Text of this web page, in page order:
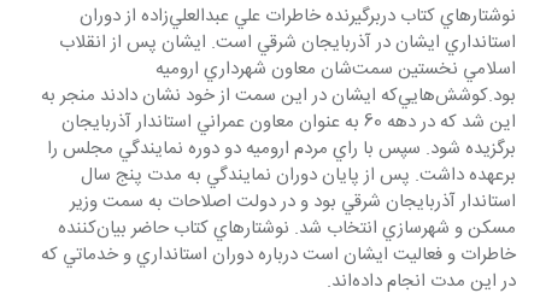
نوشتارهاي كتاب دربرگيرنده خاطرات علي عبدالعلي‌زاده از دوران
استانداري ايشان در آذربايجان شرقي است. ايشان پس از انقلاب
اسلامي نخستين سمت‌شان معاون شهرداري اروميه
بود.كوشش‌هايي‌كه ايشان در اين سمت از خود نشان دادند منجر به
این شد كه در دهه 60 به عنوان معاون عمراني استاندار آذربايجان
برگزيده شود. سپس با راي مردم اروميه دو دوره نمايندگي مجلس را
برعهده داشت. پس از پايان دوران نمايندگي به مدت پنج سال
استاندار آذربايجان شرقي بود و در دولت اصلاحات به سمت وزير
مسكن و شهرسازي انتخاب شد. نوشتارهاي كتاب حاضر بيان‌كننده
خاطرات و فعاليت ايشان است درباره دوران استانداري و خدماتي كه
در اين مدت انجام داده‌اند.